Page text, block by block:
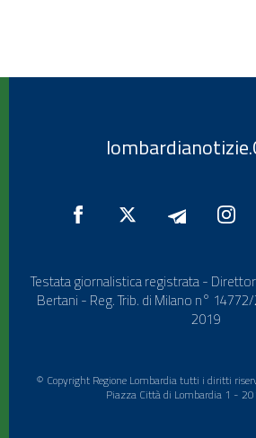
Testata giornalistica registrata -
Bertani - Reg. Trib. di Milano n°
2019
© Copyright Regione Lombardia tutti i diritti
Piazza Città di Lombardia 1 -